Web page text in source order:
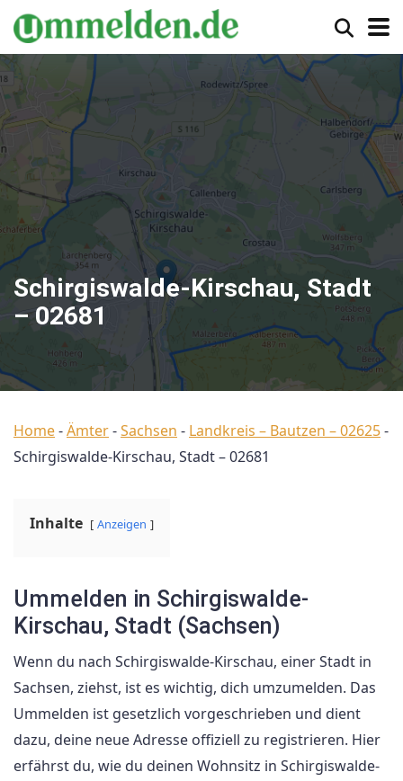
Schirgiswalde-Kirschau, Stadt
– 02681
Home-Ämter-Sachsen - Landkreis – Bautzen – 02625-
Schirgiswalde-Kirschau, Stadt – 02681
Inhalte Anzeigen
Ummelden in Schirgiswalde-
Kirschau, Stadt (Sachsen)
Wenn du nach Schirgiswalde-Kirschau, einer Stadt in
Sachsen, ziehst, ist es wichtig, dich umzumelden. Das
Ummelden ist gesetzlich vorgeschrieben und dient
dazu, deine neue Adresse offiziell zu registrieren. Hier
erfährst du, wie du deinen Wohnsitz in Schirgiswalde-